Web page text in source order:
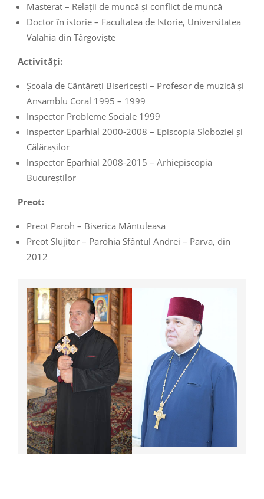
Masterat – Relații de muncă și conflict de muncă
Doctor în istorie – Facultatea de Istorie, Universitatea
Valahia din Târgoviște
Activități:
Școala de Cântăreți Bisericești – Profesor de muzică și
Ansamblu Coral 1995 – 1999
Inspector Probleme Sociale 1999
Inspector Eparhial 2000-2008 – Episcopia Sloboziei și
Călărașilor
Inspector Eparhial 2008-2015 – Arhiepiscopia
Bucureștilor
Preot:
Preot Paroh – Biserica Mântuleasa
Preot Slujitor – Parohia Sfântul Andrei – Parva, din
2012